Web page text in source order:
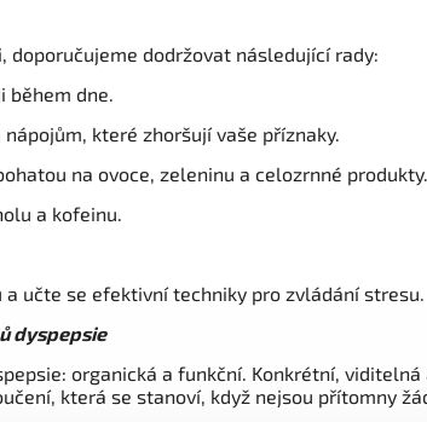
doporučujeme dodržovat následující rady:
dne.
které zhoršují vaše příznaky.
na ovoce, zeleninu a celozrnné produkty.
a kofeinu.
učte se efektivní techniky pro zvládání stresu.
dyspepsie
organická a funkční. Konkrétní,
která se stanoví, když nejsou přítomny